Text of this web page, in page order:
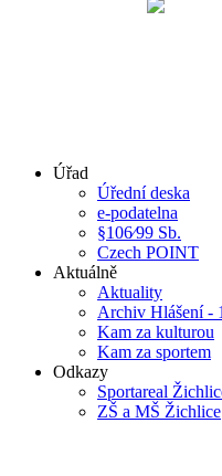
Úřad
Úřední deska
e-podatelna
§106⁄99 Sb.
Czech POINT
Aktuálně
Aktuality
Archiv Hlášení -
Kam za kulturou
Kam za sportem
Odkazy
Sportareal
ZŠ a MŠ Žichlice